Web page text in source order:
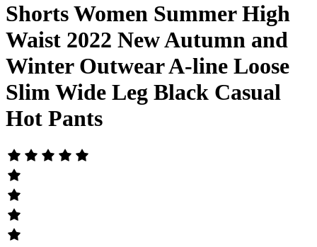
Shorts Women Summer High
Waist 2022 New Autumn and
Winter Outwear A-line Loose
Slim Wide Leg Black Casual
Hot Pants